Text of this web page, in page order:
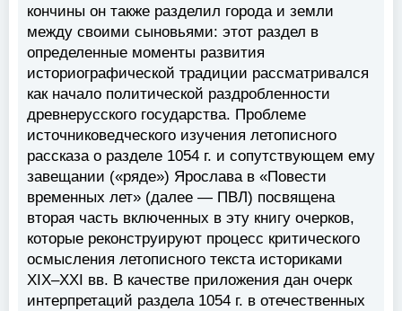
кончины он также разделил города и земли
между своими сыновьями: этот раздел в
определенные моменты развития
историографической традиции рассматривался
как начало политической раздробленности
древнерусского государства. Проблеме
источниковедческого изучения летописного
рассказа о разделе 1054 г. и сопутствующем ему
завещании («ряде») Ярослава в «Повести
временных лет» (далее — ПВЛ) посвящена
вторая часть включенных в эту книгу очерков,
которые реконструируют процесс критического
осмысления летописного текста историками
XIX–XXI вв. В качестве приложения дан очерк
интерпретаций раздела 1054 г. в отечественных